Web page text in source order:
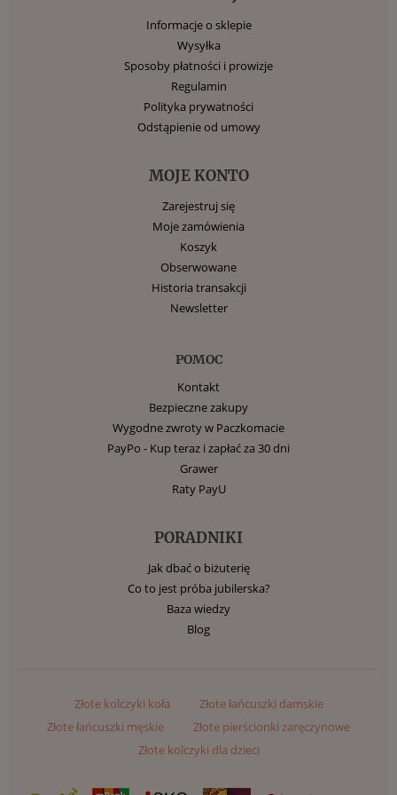
Informacje o sklepie
Wysyłka
Sposoby płatności i prowizje
Regulamin
Polityka prywatności
Odstąpienie od umowy
MOJE KONTO
Zarejestruj się
Moje zamówienia
Koszyk
Obserwowane
Historia transakcji
Newsletter
POMOC
Kontakt
Bezpieczne zakupy
Wygodne zwroty w Paczkomacie
PayPo - Kup teraz i zapłać za 30 dni
Grawer
Raty PayU
PORADNIKI
Jak dbać o biżuterię
Co to jest próba jubilerska?
Baza wiedzy
Blog
Złote kolczyki koła
Złote łańcuszki damskie
Złote łańcuszki męskie
Złote pierścionki zaręczynowe
Złote kolczyki dla dzieci